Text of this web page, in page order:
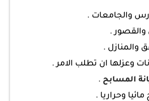
والجامعات .
والقصور .
والمنازل .
وعزلها ان تطلب الامر .
المسابح .
وحراريا .